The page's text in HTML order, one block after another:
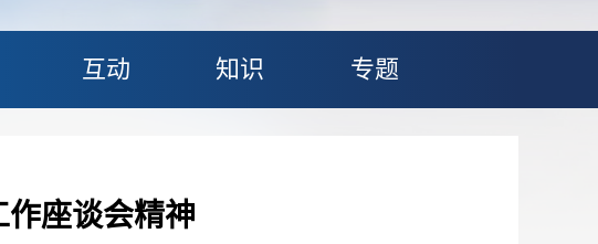
互动 知识 专题
作座谈会精神